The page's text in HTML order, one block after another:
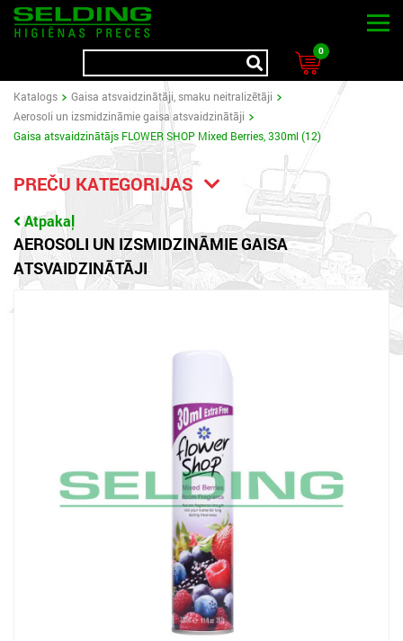
0
Katalogs
Gaisa atsvaidzinātāji, smaku neitralizētāji
Aerosoli un izsmidzināmie gaisa atsvaidzinātāji
Gaisa atsvaidzinātājs FLOWER SHOP Mixed Berries, 330ml (12)
PREČU KATEGORIJAS
Atpakaļ
AEROSOLI UN IZSMIDZINĀMIE GAISA
ATSVAIDZINĀTĀJI